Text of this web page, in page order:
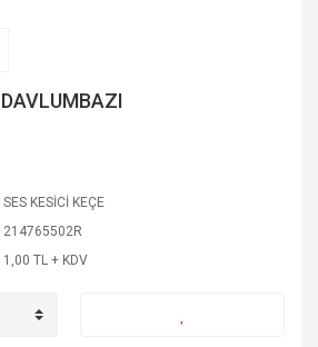
SES KESİCİ KEÇE
214765502R
1,00 TL + KDV